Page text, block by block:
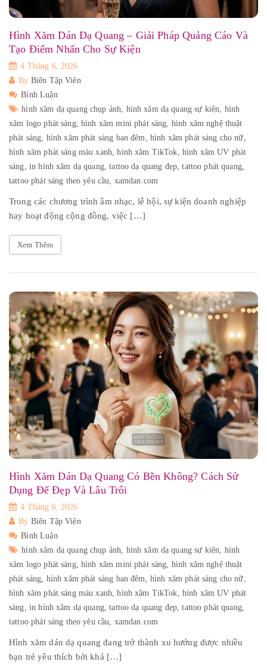
Hình Xăm Dán Dạ Quang – Giải Pháp Quảng Cáo Và
Tạo Điểm Nhấn Cho Sự Kiện
4 Tháng 6, 2026
By Biên Tập Viên
Bình Luận
hình xăm dạ quang chụp ảnh, hình xăm dạ quang sự kiện, hình
xăm logo phát sáng,hình xăm mini phát sáng, hình xăm nghệ thuật
phát sáng, hình xăm phát sáng ban đêm, hình xăm phát sáng cho nữ,
hình xăm phát sáng màu xanh,hình xăm TikTok, hình xăm UV phát
sáng, in hình xăm dạ quang,tattoo dạ quang đẹp,tattoo phát quang,
tattoo phát sáng theo yêu cầu, xamdan.com
Trong các chương trình âm nhạc, lễ hội, sự kiện doanh nghiệp
hay hoạt động cộng đồng, việc […]
Xem Thêm
Hình Xăm Dán Dạ Quang Có Bền Không? Cách Sử
Dụng Để Đẹp Và Lâu Trôi
4 Tháng 6, 2026
By Biên Tập Viên
Bình Luận
hình xăm dạ quang chụp ảnh, hình xăm dạ quang sự kiện, hình
xăm logo phát sáng,hình xăm mini phát sáng, hình xăm nghệ thuật
phát sáng, hình xăm phát sáng ban đêm, hình xăm phát sáng cho nữ,
hình xăm phát sáng màu xanh,hình xăm TikTok, hình xăm UV phát
sáng, in hình xăm dạ quang,tattoo dạ quang đẹp,tattoo phát quang,
tattoo phát sáng theo yêu cầu, xamdan.com
Hình xăm dán dạ quang đang trở thành xu hướng được nhiều
bạn trẻ yêu thích bởi khả […]